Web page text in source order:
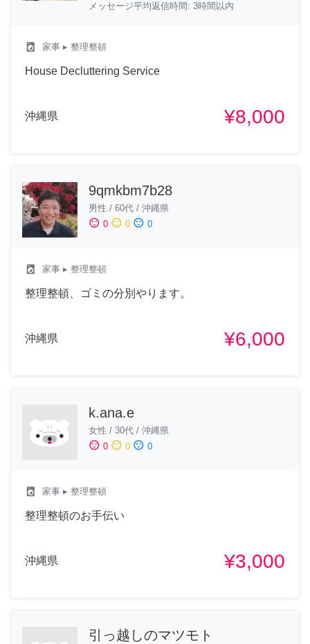
メッセージ平均返信時間: 3時間以内
local_laundry_service 家事 ▸ 整理整頓
House Decluttering Service
沖縄県 ¥8,000
9qmkbm7b28
男性 / 60代 / 沖縄県
sentiment_satisfied 0 sentiment_neutral 0 sentiment_dissatisfied 0
local_laundry_service 家事 ▸ 整理整頓
整理整頓、ゴミの分別やります。
沖縄県 ¥6,000
k.ana.e
女性 / 30代 / 沖縄県
sentiment_satisfied 0 sentiment_neutral 0 sentiment_dissatisfied 0
local_laundry_service 家事 ▸ 整理整頓
整理整頓のお手伝い
沖縄県 ¥3,000
引っ越しのマツモト